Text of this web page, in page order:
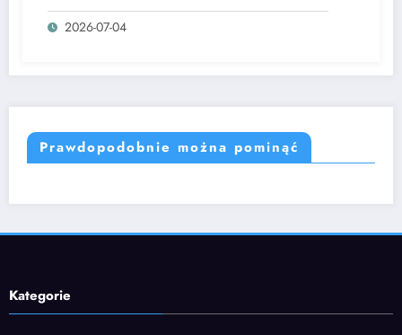
2026-07-04
Prawdopodobnie można pominąć
Kategorie